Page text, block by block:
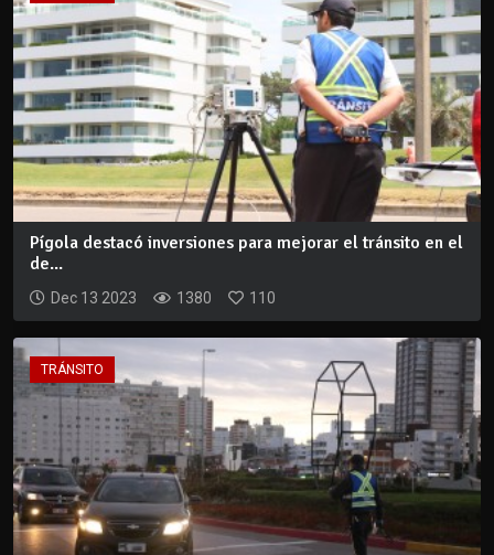
Pígola destacó inversiones para mejorar el tránsito en el
de...
Dec 13 2023 1380 110
TRÁNSITO